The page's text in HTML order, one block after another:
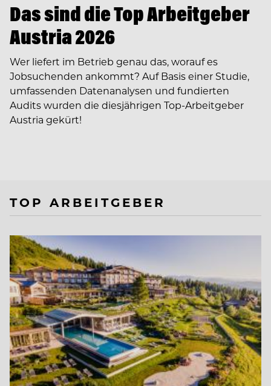
Das sind die Top Arbeitgeber
Austria 2026
Wer liefert im Betrieb genau das, worauf es
Jobsuchenden ankommt? Auf Basis einer Studie,
umfassenden Datenanalysen und fundierten
Audits wurden die diesjährigen Top-Arbeitgeber
Austria gekürt!
TOP ARBEITGEBER